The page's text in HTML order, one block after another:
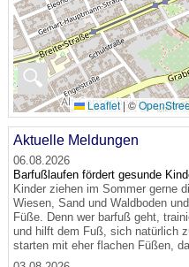
🔍
Leaflet |©
Aktuelle Meldungen
06.08.2026
Barfußlaufen fördert gesunde
Kinder ziehen im Sommer gerne
Wiesen, Sand und Waldboden
Füße. Denn wer barfuß geht,
und hilft dem Fuß, sich natürlich
starten mit eher flachen Füßen,